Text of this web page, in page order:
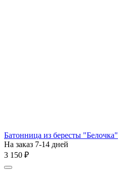
Батонница из бересты "Белочка"
На заказ 7-14 дней
3 150 ₽